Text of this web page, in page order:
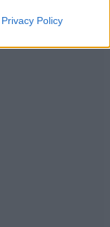
Privacy Policy